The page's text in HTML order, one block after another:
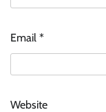
Email *
Website